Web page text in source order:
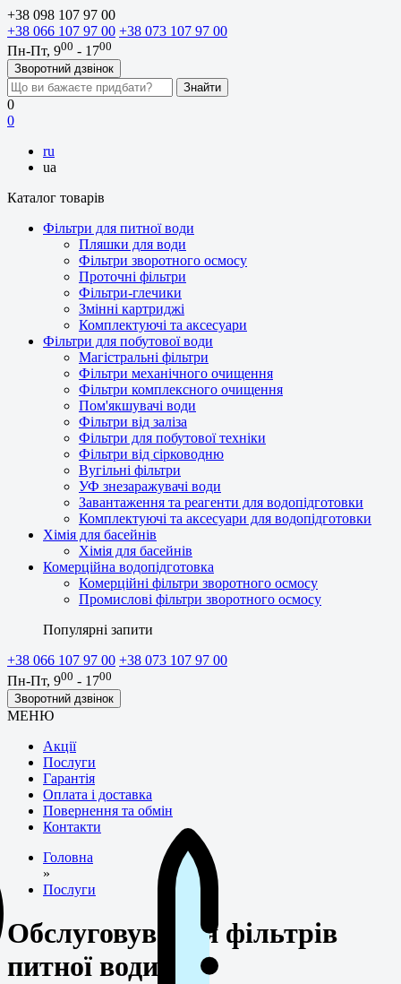
+38 098 107 97 00
+38 066 107 97 00 +38 073 107 97 00
Пн-Пт, 900 - 1700
Зворотний дзвінок
0
0
ru
ua
Каталог товарів
Фільтри для питної води
Пляшки для води
Фільтри зворотного осмосу
Проточні фільтри
Фільтри-глечики
Змінні картриджі
Комплектуючі та аксесуари
Фільтри для побутової води
Магістральні фільтри
Фільтри механічного очищення
Фільтри комплексного очищення
Пом'якшувачі води
Фільтри від заліза
Фільтри для побутової техніки
Фільтри від сірководню
Вугільні фільтри
УФ знезаражувачі води
Завантаження та реагенти для водопідготовки
Комплектуючі та аксесуари для водопідготовки
Хімія для басейнів
Хімія для басейнів
Комерційна водопідготовка
Комерційні фільтри зворотного осмосу
Промислові фільтри зворотного осмосу
Популярні запити
+38 066 107 97 00 +38 073 107 97 00
Пн-Пт, 900 - 1700
Зворотний дзвінок
МЕНЮ
Акції
Послуги
Гарантія
Оплата і доставка
Повернення та обмін
Контакти
Головна
»
Послуги
Обслуговування фільтрів
питної води